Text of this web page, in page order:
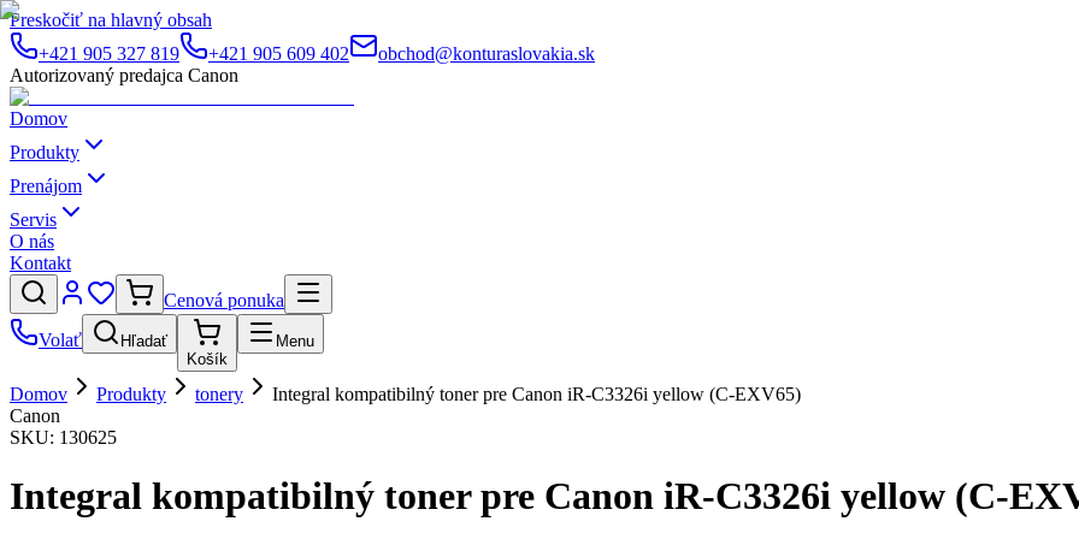
Preskočiť na hlavný obsah
+421 905 327 819
+421 905 609 402
obchod@konturaslovakia.sk
Autorizovaný predajca Canon
Domov
Produkty
Prenájom
Servis
O nás
Kontakt
Cenová ponuka
Volať
Hľadať
Košík
Menu
Domov Produkty tonery
Integral kompatibilný toner pre Canon iR-C3326i yellow (C-EXV65)
Canon
SKU: 130625
Integral kompatibilný toner pre Canon iR-C3326i yellow (C-